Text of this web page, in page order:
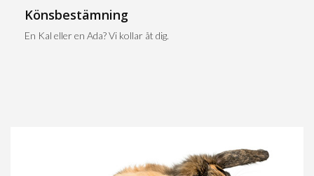
Könsbestämning
En Kal eller en Ada? Vi kollar åt dig.